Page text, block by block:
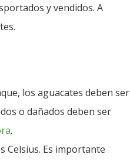
y vendidos. A
los aguacates deben ser
o dañados deben ser
.
Celsius. Es importante